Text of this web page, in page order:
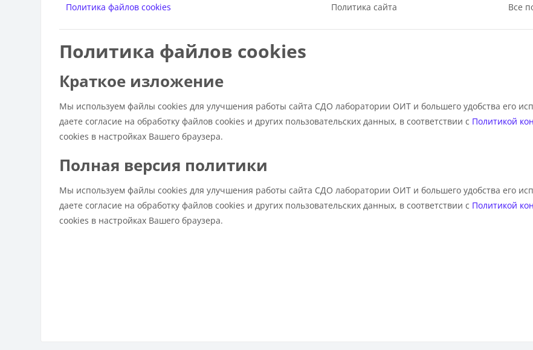
Политика файлов cookies Политика сайта Все
Политика файлов cookies
Краткое изложение
Мы используем файлы cookies для улучшения работы сайта СДО лаборатории ОИТ и большего удобства его
даете согласие на обработку файлов cookies и других пользовательских данных, в соответствии с Политикой
cookies в настройках Вашего браузера.
Полная версия политики
Мы используем файлы cookies для улучшения работы сайта СДО лаборатории ОИТ и большего удобства его
даете согласие на обработку файлов cookies и других пользовательских данных, в соответствии с Политикой
cookies в настройках Вашего браузера.